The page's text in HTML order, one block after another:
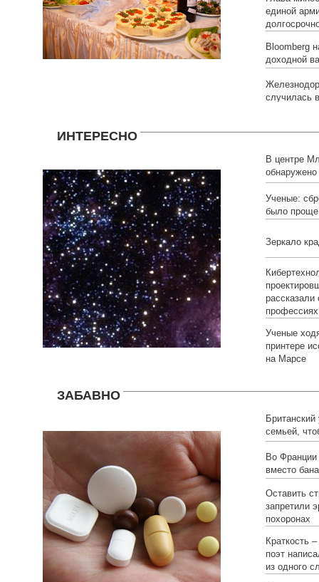
единой
Bloomberg
доходной
случилась
ИНТЕРЕСНО
В центре
умерших
Ученые:
было
Зеркало
Ученые
принтере
на Марсе
ЗАБАВНО
семьей,
Во
вместо
Оставить
запретили
похоронах
Краткость
поэт
из одного